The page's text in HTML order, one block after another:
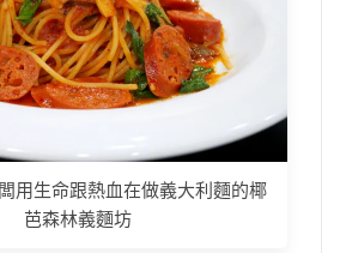
用生命跟熱血在做義大利麵的椰
芭森林義麵坊